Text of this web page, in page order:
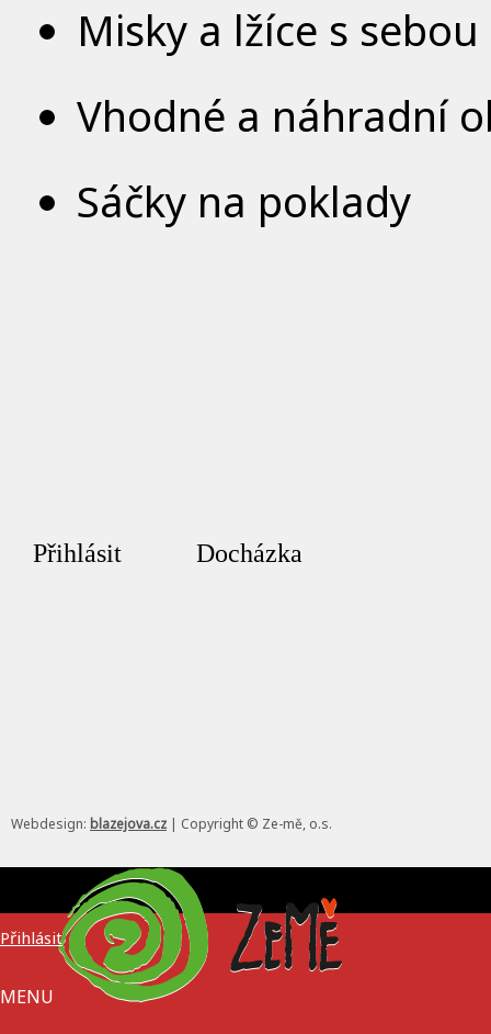
Misky a lžíce s sebou
Vhodné a náhradní
Sáčky na poklady
Přihlásit Docházka
Webdesign: blazejova.cz | Copyright © Ze-mě, o.s.
MENU
Přihlásit